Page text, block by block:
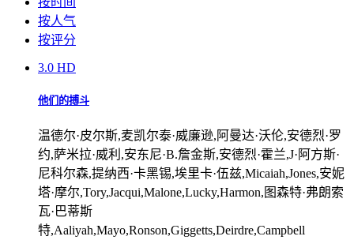
按人气
按评分
3.0 HD
他们的搏斗
温德尔·皮尔斯,麦凯尔泰·威廉逊,阿曼达·沃伦,安德烈·罗
约,萨米拉·威利,安东尼·B.詹金斯,安德烈·霍兰,J·阿方斯·
尼科尔森,提纳西·卡黑锡,埃里卡·伍兹,Micaiah,Jones,安妮
塔·摩尔,Tory,Jacqui,Malone,Lucky,Harmon,图森特·弗朗索
瓦·巴蒂斯
特,Aaliyah,Mayo,Ronson,Giggetts,Deirdre,Campbell